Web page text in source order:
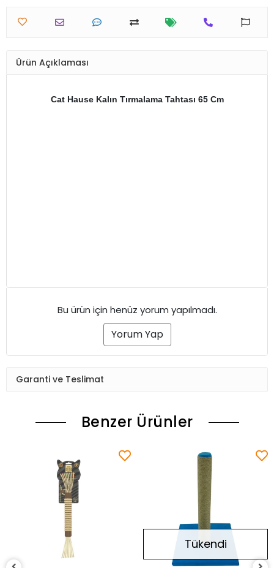
Ürün Açıklaması
Cat Hause Kalın Tırmalama Tahtası 65 Cm
Bu ürün için henüz yorum yapılmadı.
Yorum Yap
Garanti ve Teslimat
Benzer Ürünler
Tükendi